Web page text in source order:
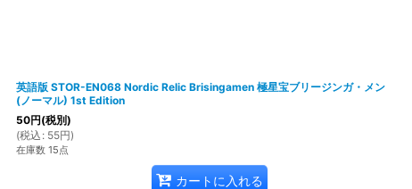
英語版 STOR-EN068 Nordic Relic Brisingamen 極星宝ブリージンガ・メン
(ノーマル) 1st Edition
50円(税別)
(税込 : 55円)
在庫数 15点
カートに入れる